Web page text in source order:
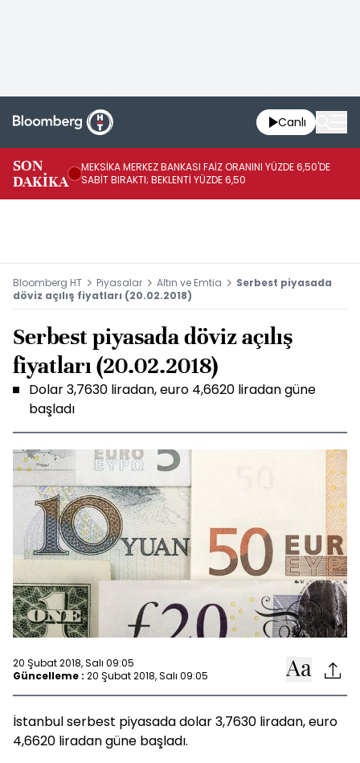
Canlı
SON
DAKİKA
MEKSİKA MERKEZ BANKASI FAİZ ORANINI YÜZDE 6,50'DE
SABİT BIRAKTI; BEKLENTİ YÜZDE 6,50
Bloomberg HT Piyasalar Altın ve Emtia
Serbest piyasada
döviz açılış fiyatları (20.02.2018)
Serbest piyasada döviz açılış
fiyatları (20.02.2018)
Dolar 3,7630 liradan, euro 4,6620 liradan güne
başladı
20 Şubat 2018, Salı 09:05
Güncelleme : 20 Şubat 2018, Salı 09:05
İstanbul serbest piyasada dolar 3,7630 liradan, euro
4,6620 liradan güne başladı.